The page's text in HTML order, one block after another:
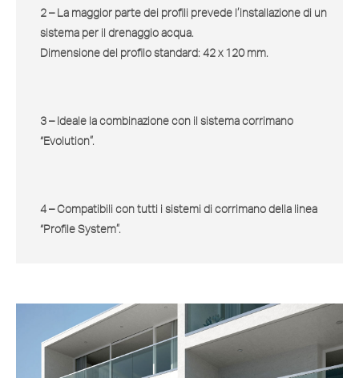
2 – La maggior parte dei profili prevede l’installazione di un
sistema per il drenaggio acqua.
Dimensione del profilo standard: 42 x 120 mm.
3 – Ideale la combinazione con il sistema corrimano
“Evolution”.
4 – Compatibili con tutti i sistemi di corrimano della linea
“Profile System”.